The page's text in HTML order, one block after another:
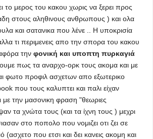
το μερος του κακου χωρις να ξερει προς
στους αληθινους ανθρωπους ) και ολα
και σατανικα που λένε .. Η υποκρισία
τι περιμενεις απο την σπορα του κακου
την φονική και υποπτη πυρκαγιά
πως τα αναρχο-ορκ τους ακομα και με
φωτο προφιλ ασχετων απο εξωτερικο
που τους καλυπτει και παλι είχαν
με την μασονικη φραση "θεωριες
τα χνώτα τους (και τα ίχνη τους ) μεχρι
στο ποπολο που νομιζει οτι ζει σε
(ασχετο που ετσι και δει κανεις ακομη και